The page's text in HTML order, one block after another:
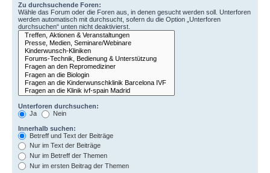
Zu durchsuchende Foren:
Wähle das Forum oder die Foren aus, in denen gesucht werden soll. Unterforen
werden automatisch mit durchsucht, sofern du die Option „Unterforen
durchsuchen“ unten nicht deaktivierst.
Unterforen durchsuchen:
Ja
Nein
Innerhalb suchen:
Betreff und Text der Beiträge
Nur im Text der Beiträge
Nur im Betreff der Themen
Nur im ersten Beitrag der Themen